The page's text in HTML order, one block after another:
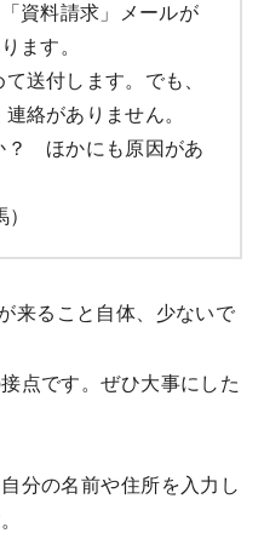
資料請求」メールが
ます。
送付します。でも、
絡がありません。
？ ほかにも原因があ
来ること自体、少ないで
点です。ぜひ大事にした
分の名前や住所を入力し